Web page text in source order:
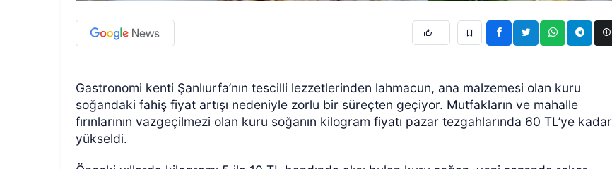
Gastronomi kenti Şanlıurfa’nın tescilli lezzetlerinden lahmacun, ana malzemesi olan kuru
soğandaki fahiş fiyat artışı nedeniyle zorlu bir süreçten geçiyor. Mutfakların ve mahalle
fırınlarının vazgeçilmezi olan kuru soğanın kilogram fiyatı pazar tezgahlarında 60 TL’ye kadar
yükseldi.